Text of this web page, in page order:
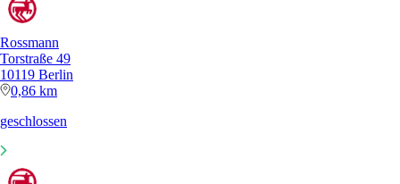
Rossmann
Torstraße 49
10119 Berlin
0,86 km
geschlossen